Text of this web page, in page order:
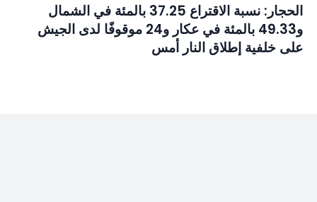
الحجار: نسبة الاقتراع 37.25 بالمئة في الشمال
و49.33 بالمئة في عكار و24 موقوفًا لدى الجيش
على خلفية إطلاق النار أمس